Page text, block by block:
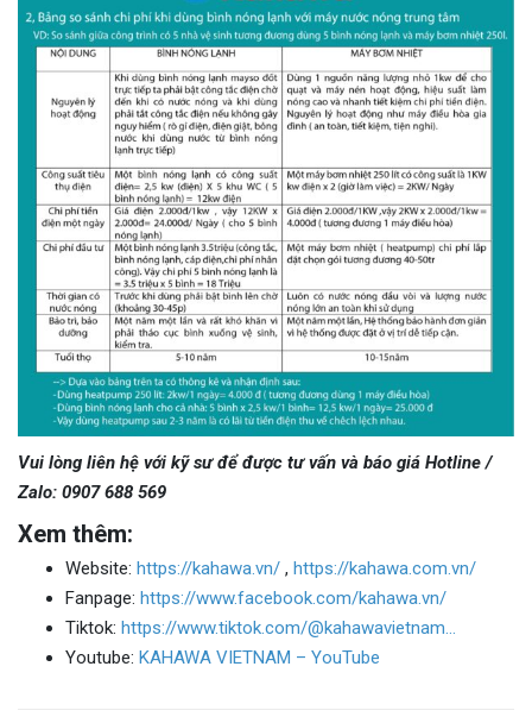
Vui lòng liên hệ với kỹ sư để được tư vấn và báo giá Hotline /
Zalo: 0907 688 569
Xem thêm:
Website: https://kahawa.vn/ , https://kahawa.com.vn/
Fanpage: https://www.facebook.com/kahawa.vn/
Tiktok: https://www.tiktok.com/@kahawavietnam…
Youtube: KAHAWA VIETNAM – YouTube